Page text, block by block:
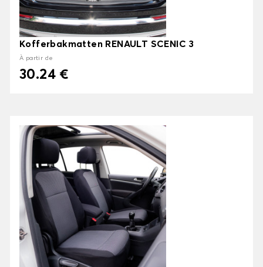
Kofferbakmatten RENAULT SCENIC 3
À partir de
30.24 €